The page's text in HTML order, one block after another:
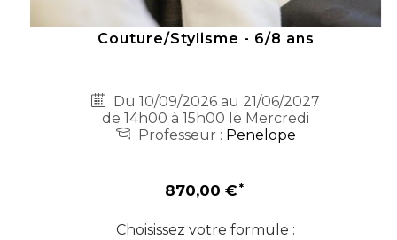
Couture/Stylisme - 6/8 ans
Du 10/09/2026 au 21/06/2027
de 14h00 à 15h00 le Mercredi
Professeur : Penelope
870,00 €
Choisissez votre formule :